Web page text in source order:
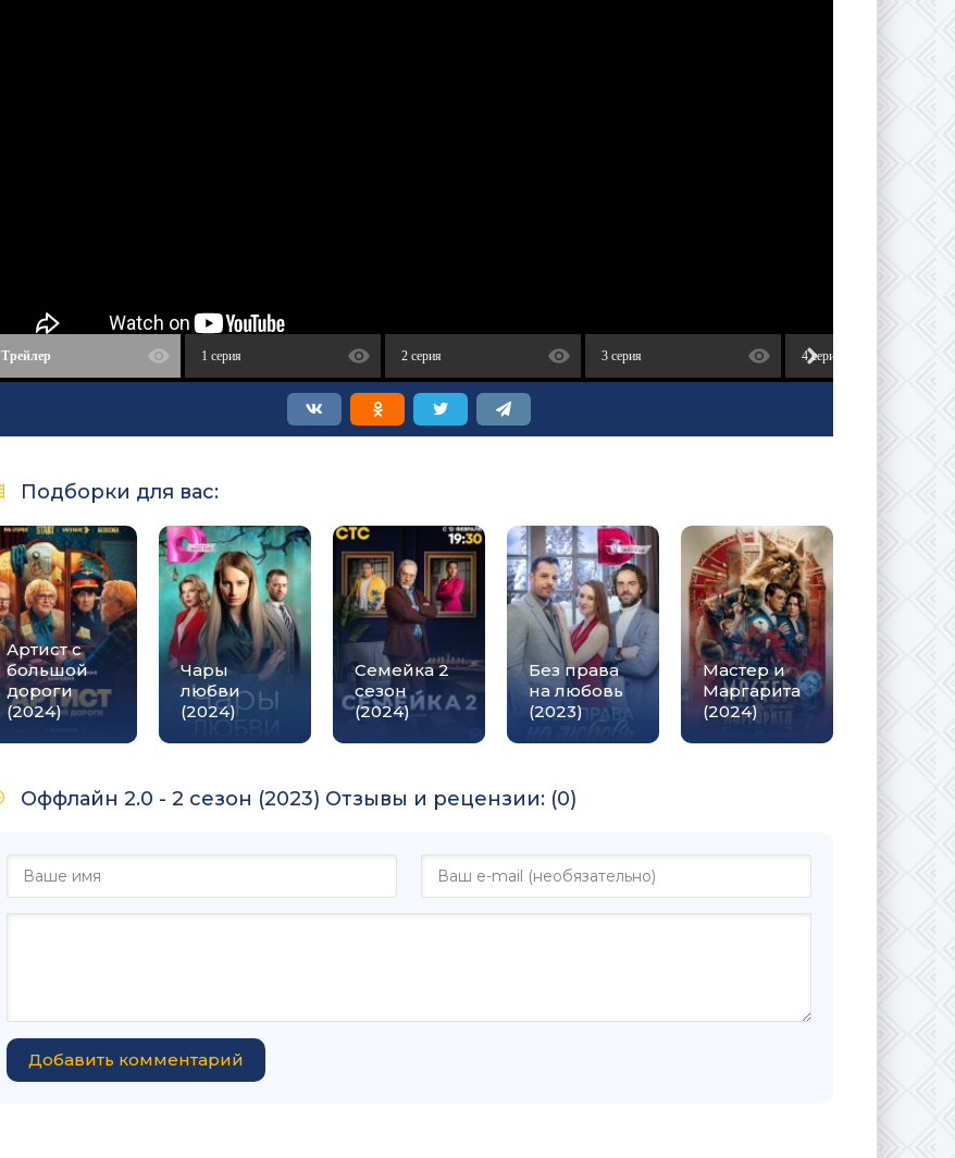
Трейлер 1 серия 2 серия 3 серия 4 серия
Подборки для вас:
Артист с
большой
дороги
(2024)
Чары
любви
(2024)
Семейка 2
сезон
(2024)
Без права
на любовь
(2023)
Мастер и
Маргарита
(2024)
Оффлайн 2.0 - 2 сезон (2023) Отзывы и рецензии: (0)
Добавить комментарий